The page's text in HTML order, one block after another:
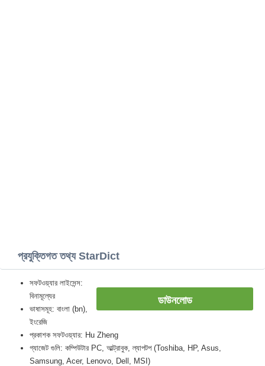
প্রযুক্তিগত তথ্য StarDict
ডাউনলোড
সফটওয়্যার লাইসেন্স:
বিনামূল্যের
ভাষাসমূহ: বাংলা (bn),
ইংরেজি
প্রকাশক সফটওয়্যার: Hu Zheng
গ্যাজেট গুলি: কম্পিউটার PC, আল্ট্রাবুক, ল্যাপটপ (Toshiba, HP, Asus,
Samsung, Acer, Lenovo, Dell, MSI)